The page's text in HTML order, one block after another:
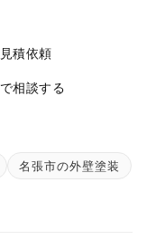
積依頼
相談する
名張市の外壁塗装